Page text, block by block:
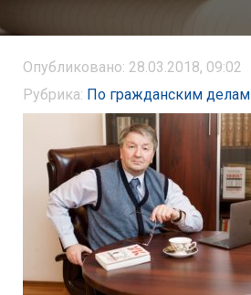
Опубликовано: 28.03.2018, 09:02
Рубрика: По гражданским делам